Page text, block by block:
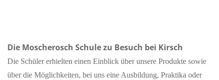
Die Moscherosch Schule zu Besuch bei Kirsch
Die Schüler erhielten einen Einblick über unsere Produkte sowie
über die Möglichkeiten, bei uns eine Ausbildung, Praktika oder